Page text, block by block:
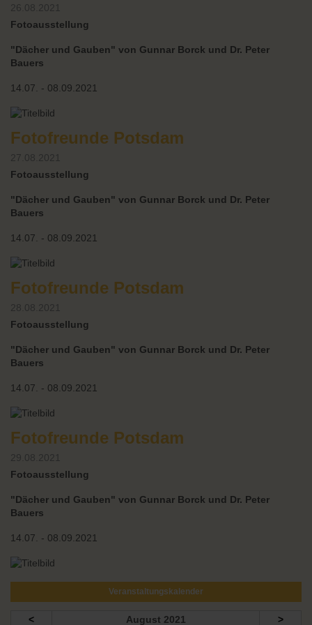
26.08.2021
Fotoausstellung
"Dächer und Gauben" von Gunnar Borck und Dr. Peter
Bauers
14.07. - 08.09.2021
Fotofreunde Potsdam
27.08.2021
Fotoausstellung
"Dächer und Gauben" von Gunnar Borck und Dr. Peter
Bauers
14.07. - 08.09.2021
Fotofreunde Potsdam
28.08.2021
Fotoausstellung
"Dächer und Gauben" von Gunnar Borck und Dr. Peter
Bauers
14.07. - 08.09.2021
Fotofreunde Potsdam
29.08.2021
Fotoausstellung
"Dächer und Gauben" von Gunnar Borck und Dr. Peter
Bauers
14.07. - 08.09.2021
Veranstaltungskalender
< August 2021 >